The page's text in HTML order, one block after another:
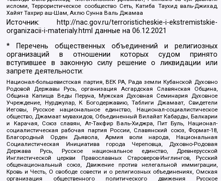
исломи, Террористическое сообщество Сеть, Катиба Таухид валь-Джихад,
Хайят Тахрир аш-Шам, Ахлю Сунна Валь Джамаа
Источник:
http://nac.gov.ru/terroristicheskie-i-ekstremistskie-
organizacii-i-materialy.html данные на06.12.2021
* Перечень общественных объединений и религиозных
организаций в отношении которых судом принято
вступившее в законную силу решение о ликвидации или
запрете деятельности:
Национал-большевистская партия, ВЕК РА, Рада земли Кубанской Духовно
Родовой Державы Русь, организация Асгардская Славянская Община,
Община Капища Веды Перуна, Мужская Духовная Семинария Духовное
Учреждение, Нурджулар, К Богодержавию, Таблиги Джамаат, Свидетели
Иеговы, Русское национальное единство, Национал-социалистическое
общество, Джамаат мувахидов, Объединенный Вилайат Кабарды, Балкарии
и Карачая, Союз славян, Ат-Такфир Валь-Хиджра, Пит Буль, Национал-
социалистическая рабочая партия России, Славянский союз, Формат-18,
Благородный Орден Дьявола, Армия воли народа, Национальная
Социалистическая Инициатива города Череповца, Духовно-Родовая
Держава Русь, Русское национальное единство, Древнерусской
Инглистической церкви Православных Староверов-Инглингов, Русский
общенациональный союз, Движение против нелегальной иммиграции,
Кровь и Честь, О свободе совести и о религиозных объединениях, Омская
организация общественного политического движения Русское